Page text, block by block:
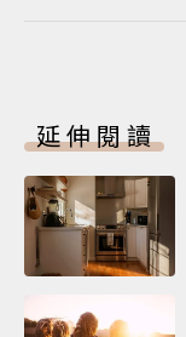
延伸閱讀